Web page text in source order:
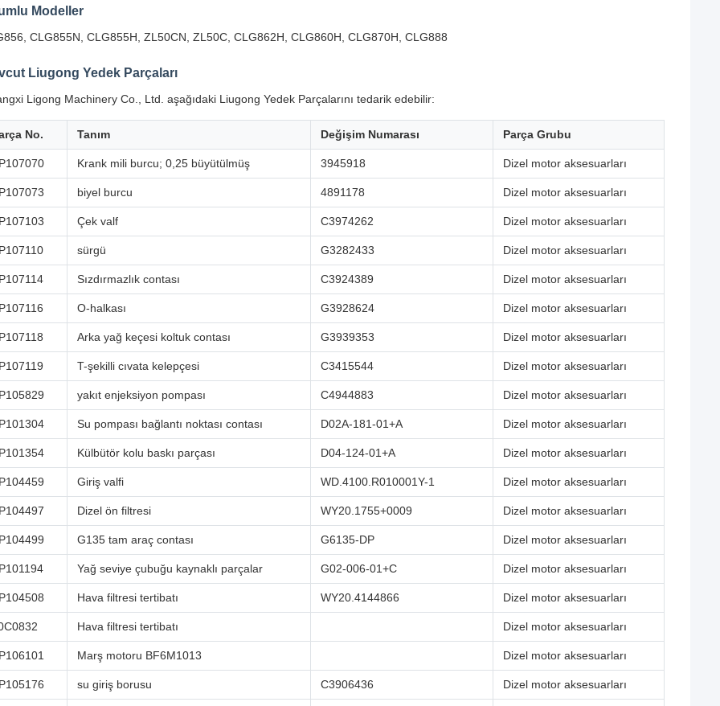
Modeller
CLG855N, CLG855H, ZL50CN, ZL50C, CLG862H, CLG860H, CLG870H, CLG888
Liugong Yedek Parçaları
Ligong Machinery Co., Ltd. aşağıdaki Liugong Yedek Parçalarını tedarik edebilir:
No. Tanım Değişim Numarası Parça Grubu
Krank mili burcu; 0,25 büyütülmüş 3945918 Dizel motor aksesuarları
biyel burcu 4891178 Dizel motor aksesuarları
Çek valf C3974262 Dizel motor aksesuarları
sürgü G3282433 Dizel motor aksesuarları
Sızdırmazlık contası C3924389 Dizel motor aksesuarları
O-halkası G3928624 Dizel motor aksesuarları
Arka yağ keçesi koltuk contası G3939353 Dizel motor aksesuarları
T-şekilli cıvata kelepçesi C3415544 Dizel motor aksesuarları
yakıt enjeksiyon pompası C4944883 Dizel motor aksesuarları
Su pompası bağlantı noktası contası D02A-181-01+A Dizel motor aksesuarları
Külbütör kolu baskı parçası D04-124-01+A Dizel motor aksesuarları
Giriş valfi WD.4100.R010001Y-1 Dizel motor aksesuarları
Dizel ön filtresi WY20.1755+0009 Dizel motor aksesuarları
G135 tam araç contası G6135-DP Dizel motor aksesuarları
Yağ seviye çubuğu kaynaklı parçalar G02-006-01+C Dizel motor aksesuarları
Hava filtresi tertibatı WY20.4144866 Dizel motor aksesuarları
Hava filtresi tertibatı Dizel motor aksesuarları
Marş motoru BF6M1013 Dizel motor aksesuarları
su giriş borusu C3906436 Dizel motor aksesuarları